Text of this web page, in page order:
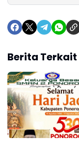
Berita Terkait